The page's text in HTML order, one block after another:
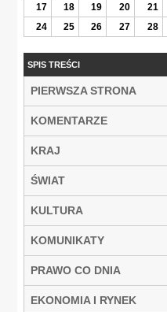
17
18 19 20 21
24
25 26 27 28
SPIS TREŚCI
PIERWSZA STRONA
KOMENTARZE
KRAJ
ŚWIAT
KULTURA
KOMUNIKATY
PRAWO CO DNIA
EKONOMIA I RYNEK